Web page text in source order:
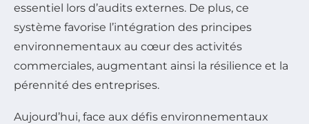
essentiel lors d’audits externes. De plus, ce
système favorise l’intégration des principes
environnementaux au cœur des activités
commerciales, augmentant ainsi la résilience et la
pérennité des entreprises.
Aujourd’hui, face aux défis environnementaux